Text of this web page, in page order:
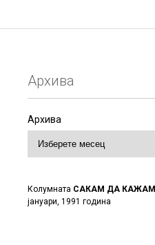
Архива
Архива
Колумната САКАМ ДА КАЖАМ
јануари, 1991 година